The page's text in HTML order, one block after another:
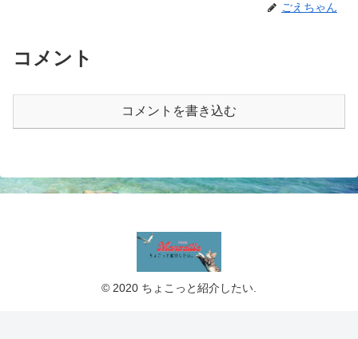
ごえちゃん
コメント
コメントを書き込む
© 2020 ちょこっと紹介したい.